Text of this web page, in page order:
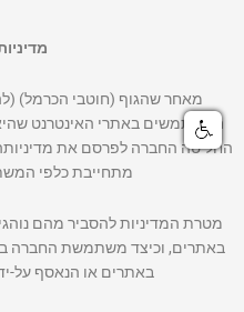
מאחר שהגוף (חוטבי הכרמל)
המשתמשים באתרי האינטרנט
החליטה החברה לפרסם את
מתחייבת כלפי
מטרת המדיניות להסביר מהם
באתרים, וכיצד משתמשת החברה
באתרים או הנאסף על-